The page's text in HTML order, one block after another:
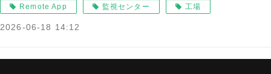
Remote App 監視センター 工場
2026-06-18 14:12